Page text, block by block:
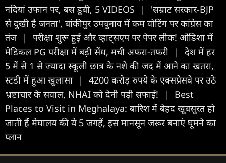
नदियां उफान पर, बस डूबी, 5 VIDEOS
|
'सम्राट सरकार-BJP
से दुखी है जनता', बांकीपुर उपचुनाव में कम वोटिंग पर कांग्रेस का
तंज |
परीक्षा शुरू हुई और व्हाट्सएप पर पेपर लीक! ओडिशा में
मेडिकल PG परीक्षा में बड़ी सेंध, मची अफरा-तफरी
|
देश में हर
5 में से 1 से ज्यादा स्कूली छात्र के नशे की जद में आने का खतरा,
स्टडी में हुआ खुलासा
|
4200 करोड़ रुपये के एक्सप्रेसवे पर उठे
भ्रष्टाचार के सवाल, NHAI को देनी पड़ी सफाई!
|
Best
Places to Visit in Meghalaya: बारिश में बेहद खूबसूरत हो
जाती हैं मेघालय की ये 5 जगहें, इस मानसून जरूर बनाएं घूमने का
प्लान